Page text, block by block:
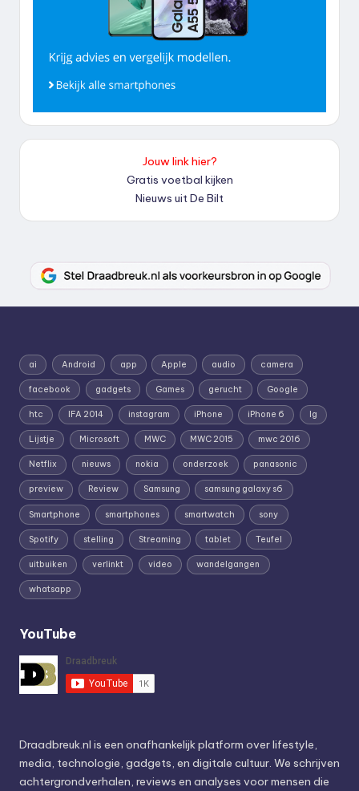
Jouw link hier?
Gratis voetbal kijken
Nieuws uit De Bilt
ai Android app Apple audio camera
facebook gadgets Games gerucht Google
htc IFA 2014 instagram iPhone iPhone 6 lg
Lijstje Microsoft MWC MWC 2015 mwc 2016
Netflix nieuws nokia onderzoek panasonic
preview Review Samsung samsung galaxy s6
Smartphone smartphones smartwatch sony
Spotify stelling Streaming tablet Teufel
uitbuiken verlinkt video wandelgangen
whatsapp
YouTube
Draadbreuk.nl is een onafhankelijk platform over lifestyle,
media, technologie, gadgets, en digitale cultuur. We schrijven
achtergrondverhalen, reviews en analyses voor mensen die